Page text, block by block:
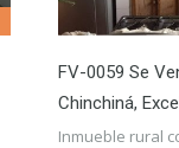
FV-0059 Se
Chinchiná,
Inmueble rural